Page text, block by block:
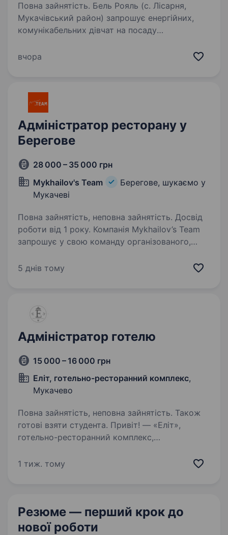
Повна зайнятість. Бель Рояль (с. Лісарня,
Мукачівський район) запрошує енергійних,
комунікабельних дівчат на посаду
комп’ютером; літературна українська мова;
вчора
Адміністратор ресторану у
Берегове
28 000 – 35 000 грн
Mykhailov's Team
Берегове, шукаємо у
Мукачеві
Повна зайнятість, неповна зайнятість. Досвід
роботи від 1 року. Компанія Mykhailov’s Team
запрошує у свою команду організованого,
адміністратора, який стане лідером нашої
5 днів тому
Адміністратор готелю
15 000 – 16 000 грн
Еліт, готельно-ресторанний комплекс,
Мукачево
Повна зайнятість, неповна зайнятість. Також
готові взяти студента. Привіт! — «Еліт»,
готельно-ресторанний комплекс,
мистецтвом. Якщо ти шукаєш роботу
1 тиж. тому
Резюме — перший крок до
нової роботи